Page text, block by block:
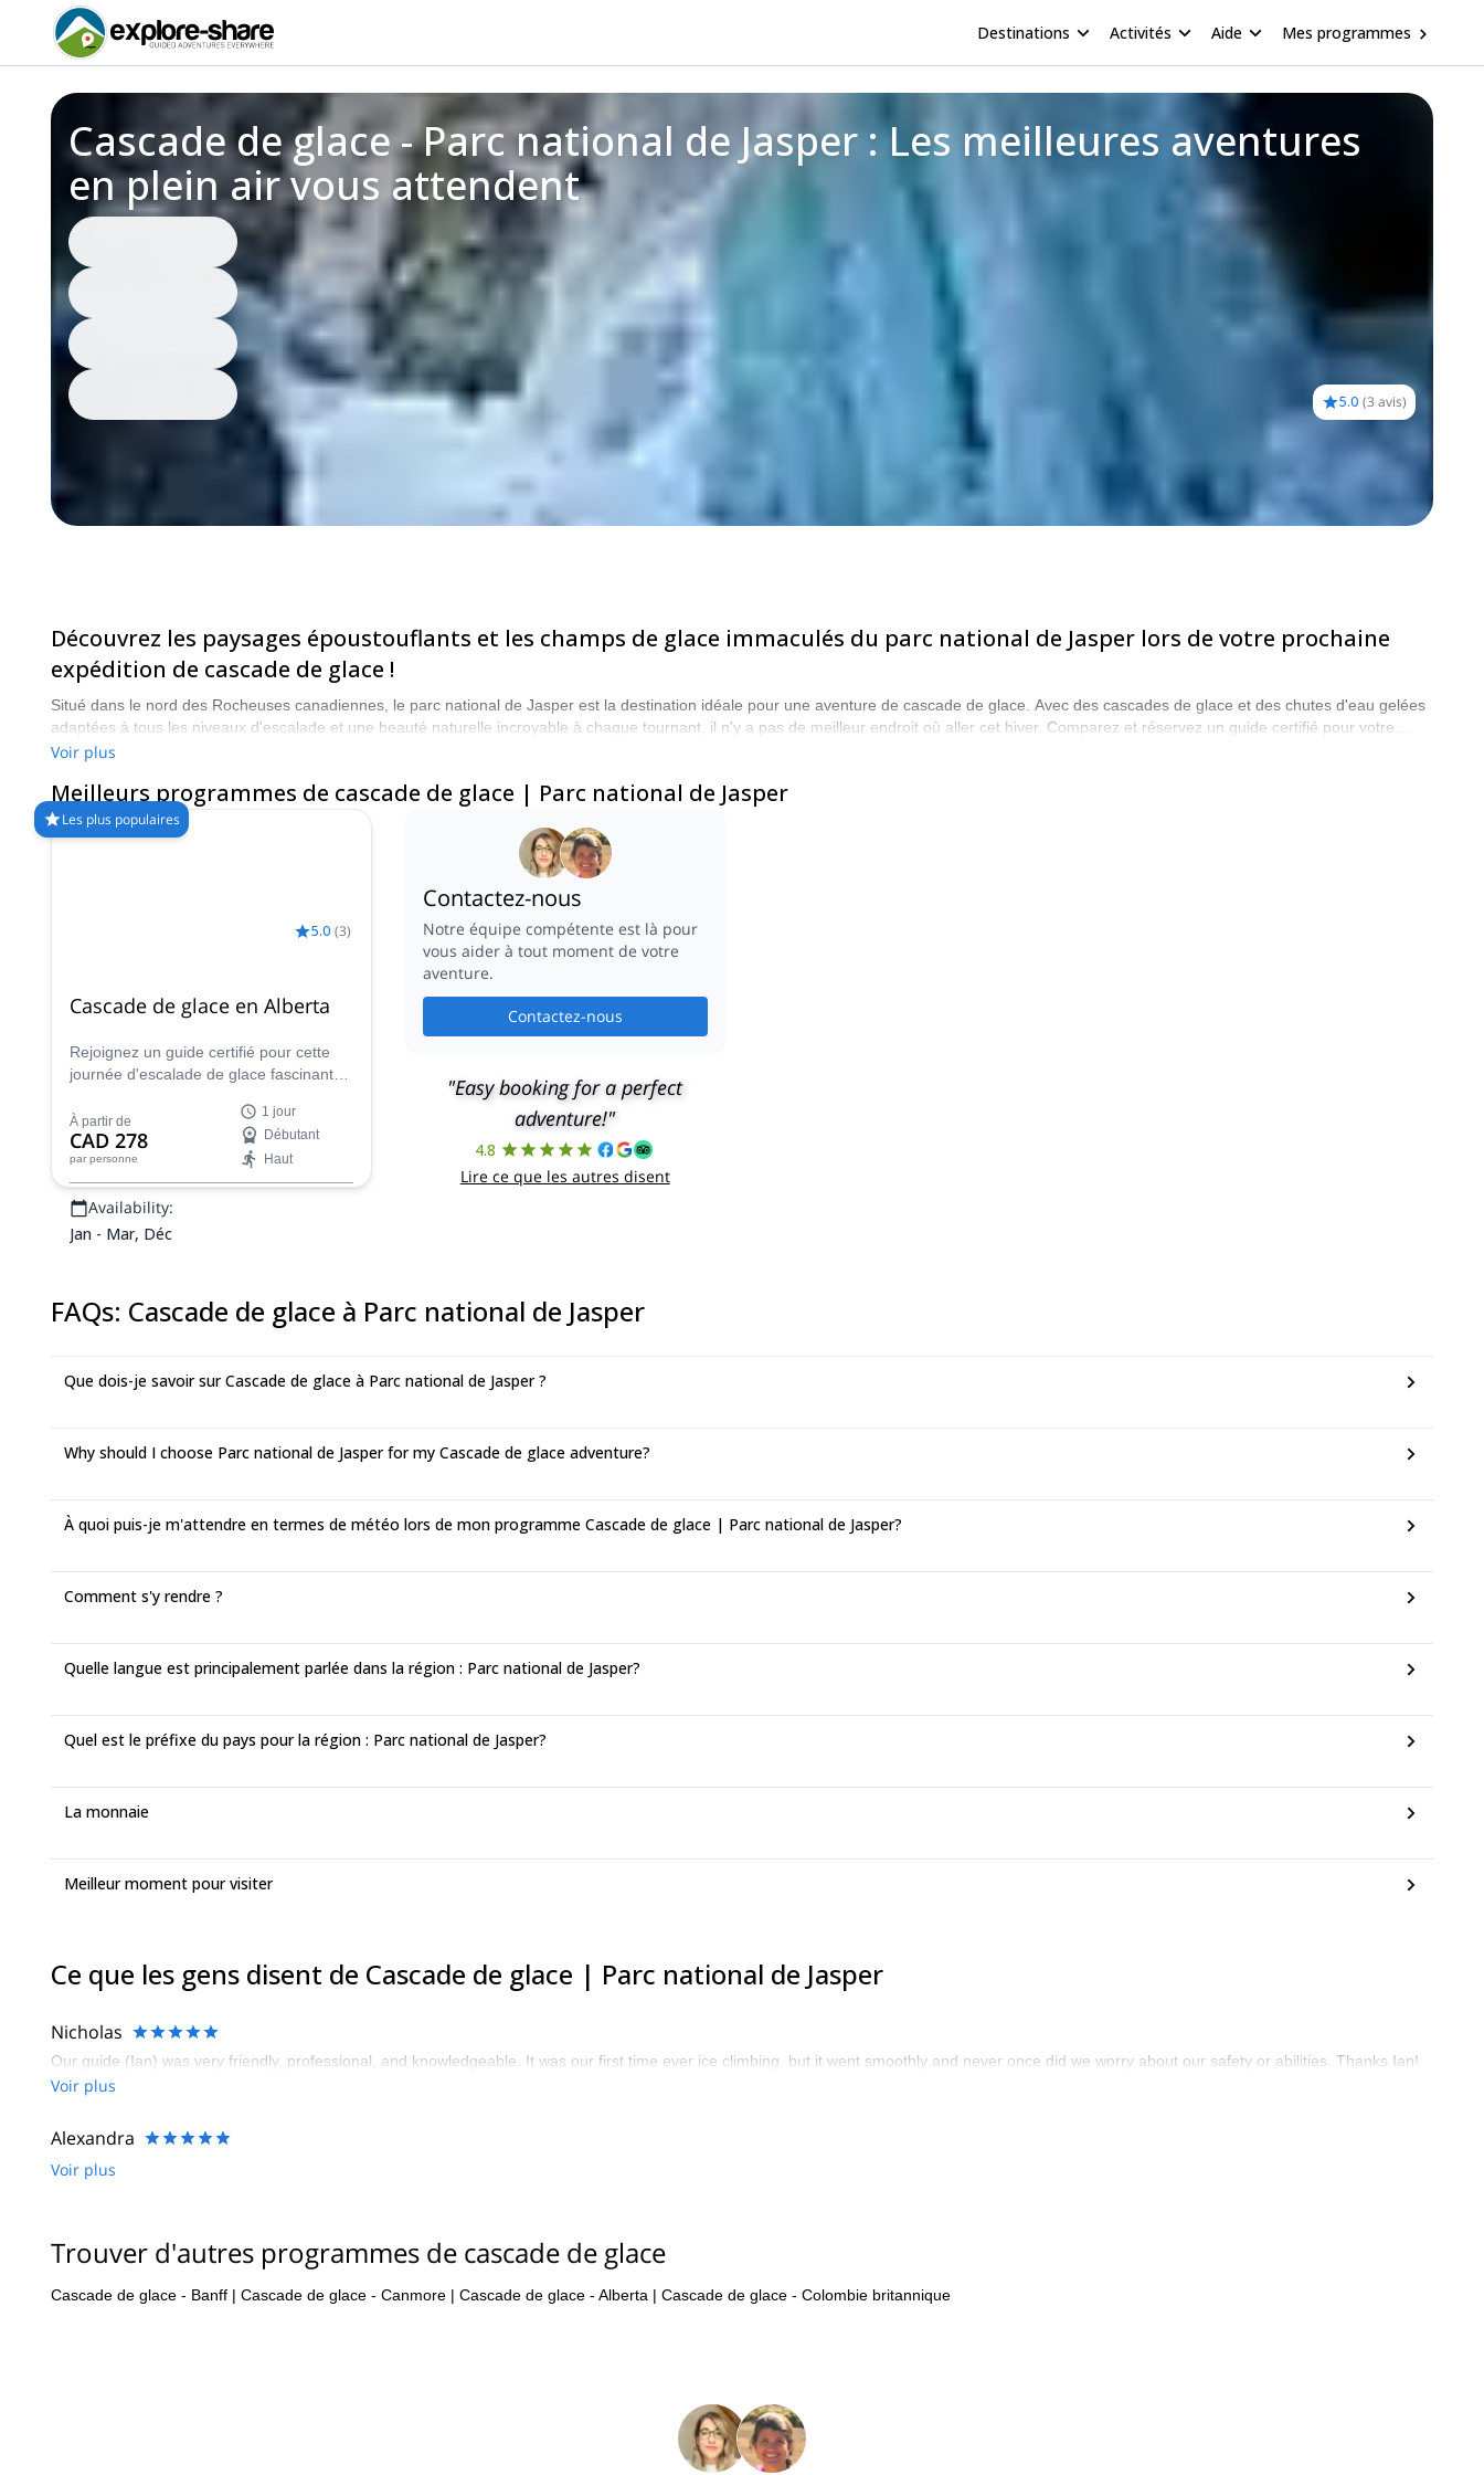
Destinations Activités Aide Mes programmes
Cascade de glace - Parc national de Jasper : Les meilleures aventures
en plein air vous attendent
5.0 (3 avis)
Découvrez les paysages époustouflants et les champs de glace immaculés du parc national de Jasper lors de votre prochaine
expédition de cascade de glace !
Situé dans le nord des Rocheuses canadiennes, le parc national de Jasper est la destination idéale pour une aventure de cascade de glace. Avec des cascades de glace et des chutes d'eau gelées
adaptées à tous les niveaux d'escalade et une beauté naturelle incroyable à chaque tournant, il n'y a pas de meilleur endroit où aller cet hiver. Comparez et réservez un guide certifié pour votre
programme sur Explore-Share.com : Plus de 1500 guides, plus de 70 pays et plus de 8000 programmes différents à choisir. Faites votre choix parmi notre sélection de programmes d'escalade sur
Voir plus
Meilleurs programmes de cascade de glace | Parc national de Jasper
Les plus populaires
5.0 (3)
Cascade de glace en Alberta
Rejoignez un guide certifié pour cette
journée d'escalade de glace fascinante
Jasper en Alberta, au Canada, une
région magnifique et idyllique qui offre
des conditions idéales et des vues et
paysages époustouflants tout autour.
À partir de
CAD 278
par personne
1 jour
Débutant
Haut
Availability:
Jan - Mar, Déc
Contactez-nous
Notre équipe compétente est là pour
vous aider à tout moment de votre
aventure.
Contactez-nous
"Easy booking for a perfect
adventure!"
4.8
Lire ce que les autres disent
FAQs: Cascade de glace à Parc national de Jasper
Que dois-je savoir sur Cascade de glace à Parc national de Jasper ?
Why should I choose Parc national de Jasper for my Cascade de glace adventure?
À quoi puis-je m'attendre en termes de météo lors de mon programme Cascade de glace | Parc national de Jasper?
Comment s'y rendre ?
Quelle langue est principalement parlée dans la région : Parc national de Jasper?
Quel est le préfixe du pays pour la région : Parc national de Jasper?
La monnaie
Meilleur moment pour visiter
Ce que les gens disent de Cascade de glace | Parc national de Jasper
Nicholas
Our guide (Ian) was very friendly, professional, and knowledgeable. It was our first time ever ice climbing, but it went smoothly and never once did we worry about our safety or abilities. Thanks Ian!
Voir plus
Alexandra
Voir plus
Trouver d'autres programmes de cascade de glace
Cascade de glace - Banff | Cascade de glace - Canmore | Cascade de glace - Alberta | Cascade de glace - Colombie britannique